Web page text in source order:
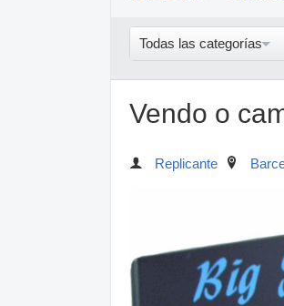
Todas las categorías
Vendo o
Replicante